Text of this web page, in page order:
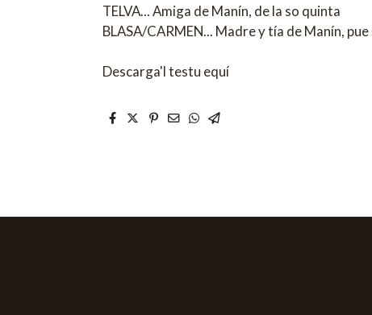
TELVA... Amiga de Manín, de la so quinta
BLASA/CARMEN... Madre y tía de Manín,
Descarga'l testu equí